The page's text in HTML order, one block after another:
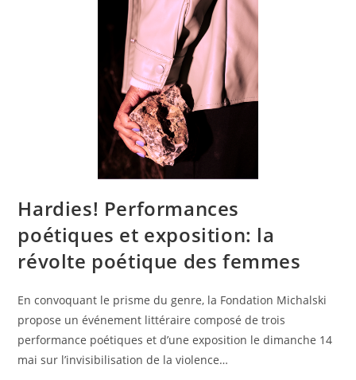
Hardies! Performances
poétiques et exposition: la
révolte poétique des femmes
En convoquant le prisme du genre, la Fondation Michalski
propose un événement littéraire composé de trois
performance poétiques et d’une exposition le dimanche 14
mai sur l’invisibilisation de la violence…